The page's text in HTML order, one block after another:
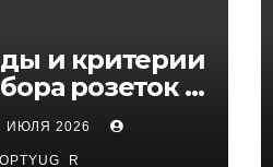
и критерии
розеток и
ИЮЛЯ 2026